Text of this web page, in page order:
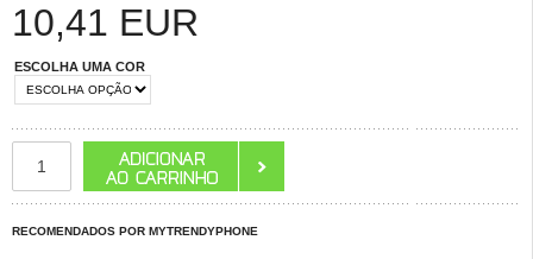
10,41 EUR
ESCOLHA UMA COR
RECOMENDADOS POR MYTRENDYPHONE